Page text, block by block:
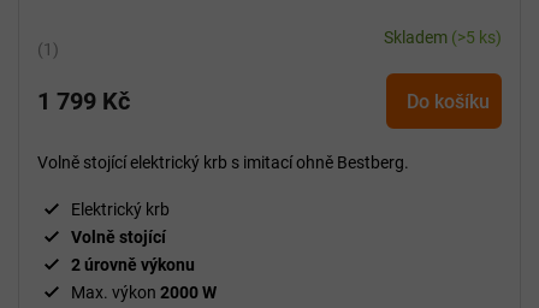
Průměrné
produktu
5,0
5
hvězdiček.
Skladem (>5 ks)
1 799 Kč Do košíku
Volně stojící elektrický krb s imitací ohně Bestberg.
Elektrický krb
Volně stojící
2 úrovně výkonu
Max. výkon 2000 W